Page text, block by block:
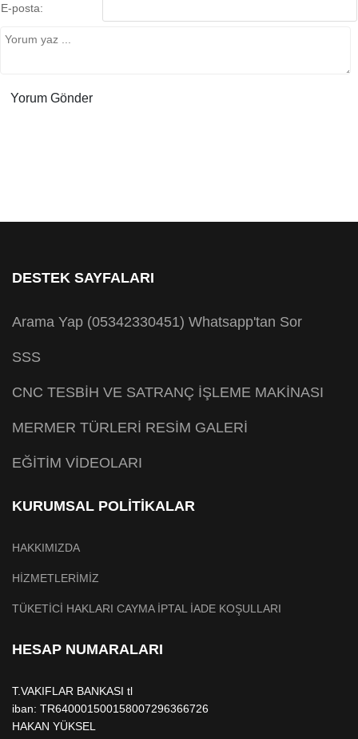
E-posta:
DESTEK SAYFALARI
Arama Yap (05342330451) Whatsapp'tan Sor
SSS
CNC TESBİH VE SATRANÇ İŞLEME MAKİNASI
MERMER TÜRLERİ RESİM GALERİ
EĞİTİM VİDEOLARI
KURUMSAL POLİTİKALAR
HAKKIMIZDA
HİZMETLERİMİZ
TÜKETİCİ HAKLARI CAYMA İPTAL İADE KOŞULLARI
HESAP NUMARALARI
T.VAKIFLAR BANKASI tl
iban: TR640001500158007296366726
HAKAN YÜKSEL